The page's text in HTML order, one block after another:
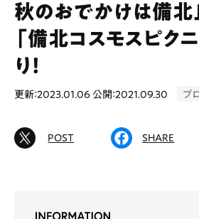
# ファミリーにおすすめ # 女子
# テイクアウト
秋のおでかけは備北
「備北コスモスピク
り！
更新：2023.01.06 公開：2021.09.30 プ
POST SHARE